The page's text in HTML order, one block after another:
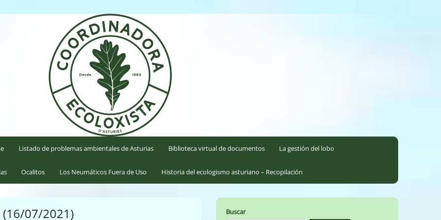
Listado de problemas ambientales de Asturias Biblioteca virtual de documentos La gestión del lobo
Ocalitos Los Neumáticos Fuera de Uso Historia del ecologismo asturiano – Recopilación
(16/07/2021) Buscar